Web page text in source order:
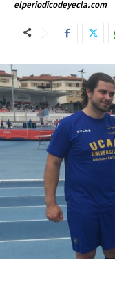
elperiodicodeyecla.com